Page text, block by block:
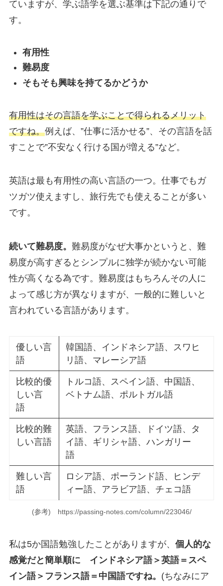
ていますが、学ぶ語学を選ぶ基準は下記の通りで
す。
有用性
難易度
そもそも興味を持てるかどうか
有用性はその言語を学ぶことで得られるメリット
ですね。例えば、”仕事に活かせる”、その言語を話
すことで”不安なく行ける国が増える”など。
英語は最も有用性の高い言語の一つ。仕事でもガ
ツガツ使えますし、旅行先でも使えることが多い
です。
続いて難易度。 難易度がなぜ大事かというと、難
易度が高すぎるとシンプルに独学が続かない可能
性が高くなる為です。難易度はもちろんその人に
よって感じ方が異なりますが、一般的に難しいと
言われている言語があります。
優しい言
語
韓国語、インドネシア語、スワヒ
リ語、マレーシア語
比較的優
しい言
語
トルコ語、スペイン語、中国語、
ベトナム語、ポルトガル語
比較的難
しい言語
英語、フランス語、ドイツ語、タ
イ語、ギリシャ語、ハンガリー
語
難しい言
語
ロシア語、ポーランド語、ヒンデ
ィー語、アラビア語、チェコ語
(参考) https://passing-notes.com/column/223046/
私は5か国語勉強したことがありますが、 個人的な
感覚だと簡単順に インドネシア語＞英語＝スペ
イン語＞フランス語＝中国語ですね。 (ちなみにア